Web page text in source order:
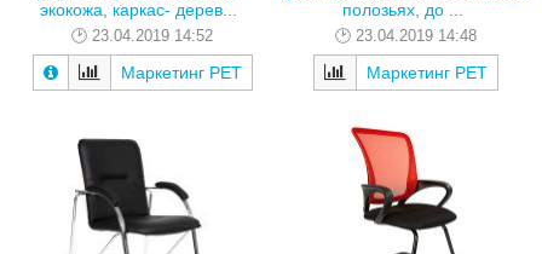
экокожа, каркас- дерев...
23.04.2019 14:52
Маркетинг РЕТ
полозьях, до ...
23.04.2019 14:48
Маркетинг РЕТ